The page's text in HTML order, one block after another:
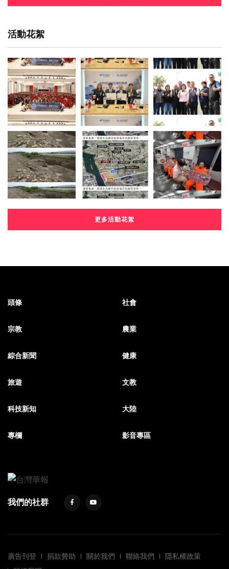
活動花絮
更多活動花絮
頭條 社會
宗教 農業
綜合新聞 健康
旅遊 文教
科技新知 大陸
專欄 影音專區
我們的社群
廣告刊登 捐款贊助 關於我們 聯絡我們
隱私權政策